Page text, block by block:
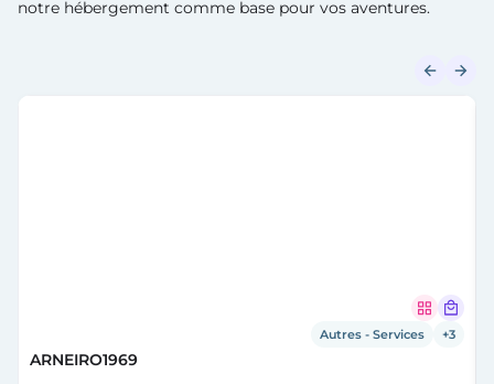
notre hébergement comme base pour vos aventures.
Autres - Services +3
ARNEIRO1969